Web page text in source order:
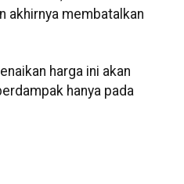
akhirnya membatalkan
harga ini akan
hanya pada